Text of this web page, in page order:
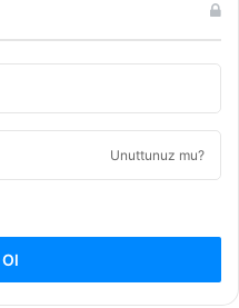
Unuttunuz mu?
Ol